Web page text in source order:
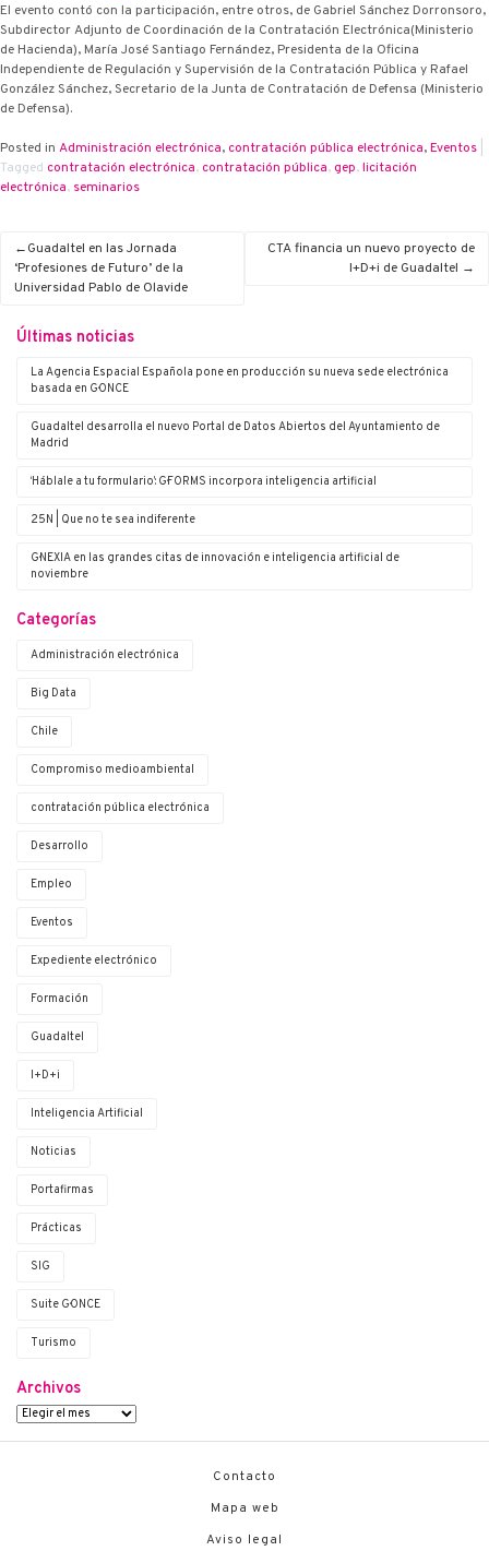
El evento contó con la participación, entre otros, de Gabriel Sánchez Dorronsoro,
Subdirector Adjunto de Coordinación de la Contratación Electrónica(Ministerio
de Hacienda), María José Santiago Fernández, Presidenta de la Oficina
Independiente de Regulación y Supervisión de la Contratación Pública y Rafael
González Sánchez, Secretario de la Junta de Contratación de Defensa (Ministerio
de Defensa).
Posted in Administración electrónica, contratación pública electrónica,Eventos
Tagged contratación electrónica, contratación pública, g·ep,licitación
electrónica, seminarios
Guadaltel en las Jornada
‘Profesiones de Futuro’ de la
Universidad Pablo de Olavide
CTA financia un nuevo proyecto de
I+D+i de Guadaltel
Últimas noticias
La Agencia Espacial Española pone en producción su nueva sede electrónica
basada en G·ONCE
Guadaltel desarrolla el nuevo Portal de Datos Abiertos del Ayuntamiento de
Madrid
‘Háblale a tu formulario’: G·FORMS incorpora inteligencia artificial
25N | Que no te sea indiferente
G·NEXIA en las grandes citas de innovación e inteligencia artificial de
noviembre
Categorías
Administración electrónica
Big Data
Chile
Compromiso medioambiental
contratación pública electrónica
Desarrollo
Empleo
Eventos
Expediente electrónico
Formación
Guadaltel
I+D+i
Inteligencia Artificial
Noticias
Portafirmas
Prácticas
SIG
Suite G·ONCE
Turismo
Archivos
Contacto
Mapa web
Aviso legal